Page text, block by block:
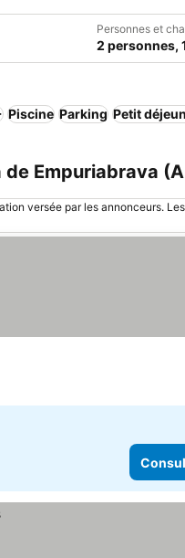
Personnes et
2 personnes,
Piscine Parking Petit
Empuriabrava
versée par les annonceurs.